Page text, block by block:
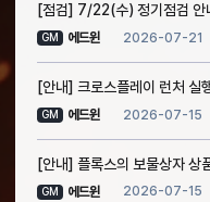
[점검] 7/22(수) 정기점검
GM 에드윈 2026-07-21
[안내] 크로스플레이 런처 실
GM 에드윈 2026-07-15
[안내] 플록스의 보물상자 상
GM 에드윈 2026-07-15